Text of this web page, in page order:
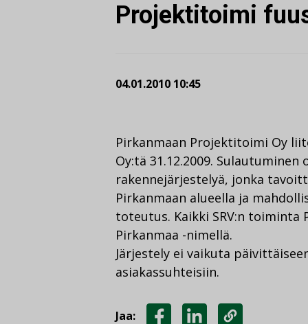
Projektitoimi
04.01.2010 10:45
Pirkanmaan Projektitoimi Oy
Oy:tä 31.12.2009. Sulautuminen
rakennejärjestelyä, jonka
Pirkanmaan alueella ja
toteutus. Kaikki SRV:n toiminta
Pirkanmaa -nimellä.
Järjestely ei vaikuta
asiakassuhteisiin.
Jaa: